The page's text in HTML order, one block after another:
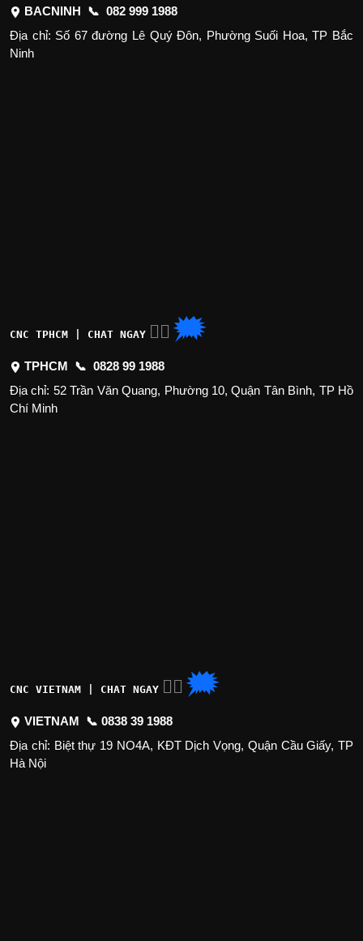
BACNINH 📞 082 999 1988
Địa chỉ: Số 67 đường Lê Quý Đôn, Phường Suối Hoa, TP Bắc
Ninh
CNC TPHCM | CHAT NGAY 👉🏽 🗯
TPHCM 📞 0828 99 1988
Địa chỉ: 52 Trần Văn Quang, Phường 10, Quận Tân Bình, TP Hồ
Chí Minh
CNC VIETNAM | CHAT NGAY 👉🏽 🗯
VIETNAM 📞 0838 39 1988
Địa chỉ: Biệt thự 19 NO4A, KĐT Dịch Vọng, Quận Cầu Giấy, TP
Hà Nội